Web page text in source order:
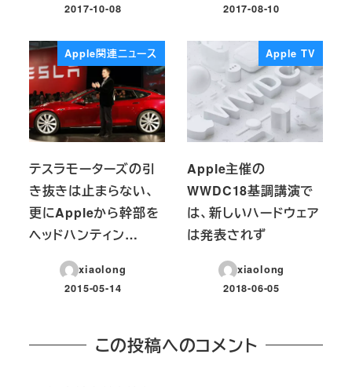
投稿日
2017-10-08
投稿日
2017-08-10
Apple関連ニュース
テスラモーターズの引
き抜きは止まらない、
更にAppleから幹部を
ヘッドハンティン…
xiaolong
投稿日
2015-05-14
Apple TV
Apple主催の
WWDC18基調講演で
は、新しいハードウェア
は発表されず
xiaolong
投稿日
2018-06-05
この投稿へのコメント